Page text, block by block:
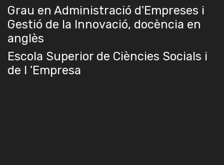
Grau en Administració d'Empreses i
Gestió de la Innovació, docència en
anglès
Escola Superior de Ciències Socials i
de l 'Empresa